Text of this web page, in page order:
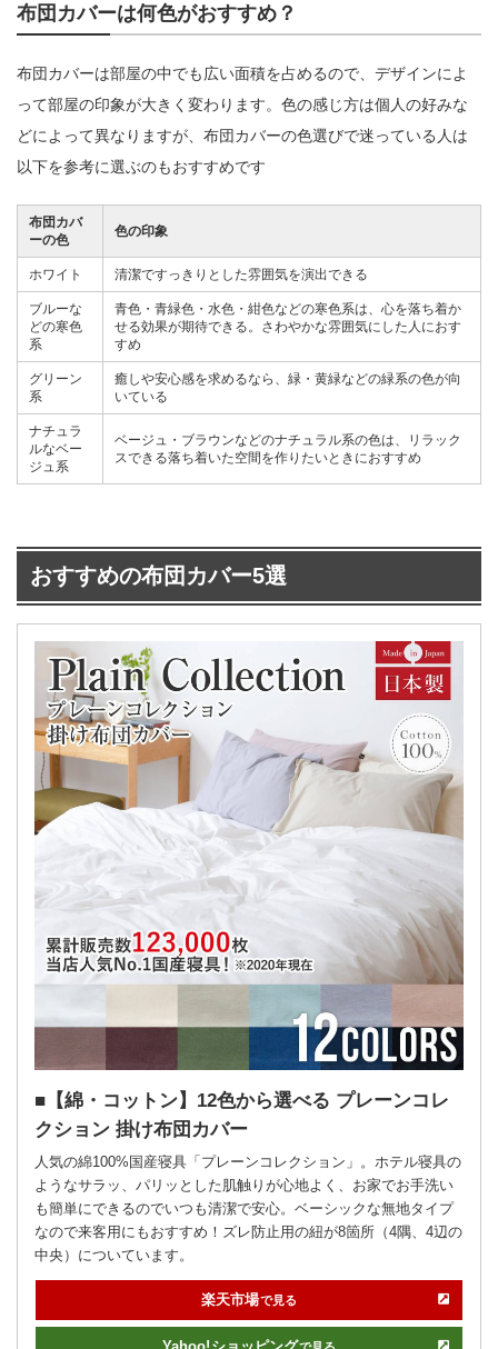
布団カバーは何色がおすすめ？
布団カバーは部屋の中でも広い面積を占めるので、デザインによ
って部屋の印象が大きく変わります。色の感じ方は個人の好みな
どによって異なりますが、布団カバーの色選びで迷っている人は
以下を参考に選ぶのもおすすめです
布団カバ
ーの色
色の印象
ホワイト 清潔ですっきりとした雰囲気を演出できる
ブルーな
どの寒色
系
青色・青緑色・水色・紺色などの寒色系は、心を落ち着か
せる効果が期待できる。さわやかな雰囲気にした人におす
すめ
グリーン
系
癒しや安心感を求めるなら、緑・黄緑などの緑系の色が向
いている
ナチュラ
ルなベー
ジュ系
ベージュ・ブラウンなどのナチュラル系の色は、リラック
スできる落ち着いた空間を作りたいときにおすすめ
おすすめの布団カバー5選
【綿・コットン】12色から選べる プレーンコレ
クション 掛け布団カバー
人気の綿100%国産寝具「プレーンコレクション」。ホテル寝具の
ようなサラッ、パリッとした肌触りが心地よく、お家でお手洗い
も簡単にできるのでいつも清潔で安心。ベーシックな無地タイプ
なので来客用にもおすすめ！ズレ防止用の紐が8箇所（4隅、4辺の
中央）についています。
楽天市場で見る